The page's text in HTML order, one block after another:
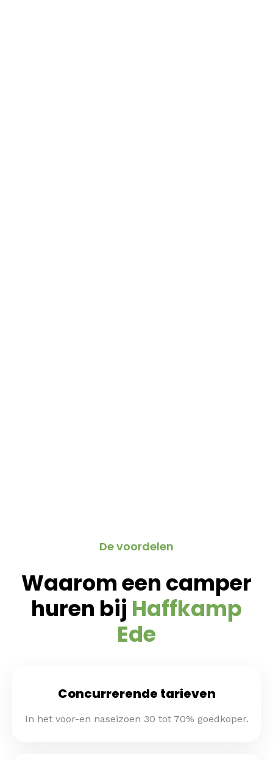
De voordelen
Waarom een camper
huren bij Haffkamp
Ede
Concurrerende tarieven
In het voor-en naseizoen 30 tot 70% goedkoper.